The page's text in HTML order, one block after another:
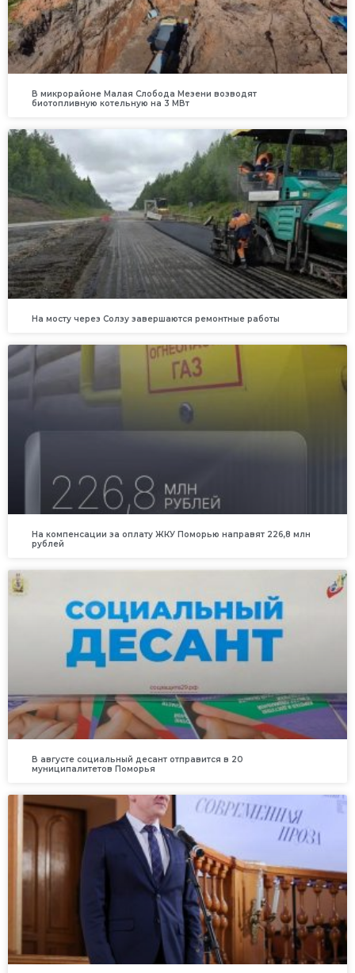
В микрорайоне Малая Слобода Мезени возводят
биотопливную котельную на 3 МВт
На мосту через Солзу завершаются ремонтные работы
На компенсации за оплату ЖКУ Поморью направят 226,8 млн
рублей
В августе социальный десант отправится в 20
муниципалитетов Поморья